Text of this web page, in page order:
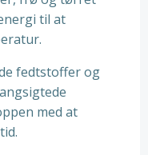
til at
fedtstoffer og
med at